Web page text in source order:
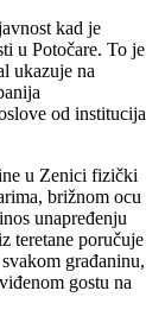
kad je
u Potočare. To je
ukazuje na
od institucija
u Zenici fizički
brižnom ocu
unapređenju
teretane poručuje
građaninu,
gostu na